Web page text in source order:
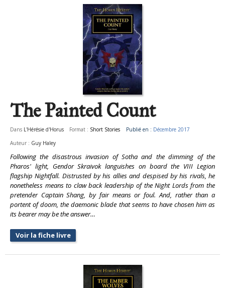
The Painted Count
Dans L'Hérésie d'Horus Format : Short Stories Publié en : Décembre 2017
Auteur : Guy Haley
Following the disastrous invasion of Sotha and the dimming of the
Pharos' light, Gendor Skraivok languishes on board the VIII Legion
flagship Nightfall. Distrusted by his allies and despised by his rivals, he
nonetheless means to claw back leadership of the Night Lords from the
pretender Captain Shang, by fair means or foul. And, rather than a
portent of doom, the daemonic blade that seems to have chosen him as
its bearer may be the answer…
Voir la fiche livre